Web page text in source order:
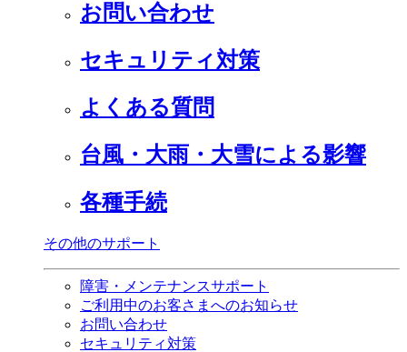
お問い合わせ
セキュリティ対策
よくある質問
台風・大雨・大雪による影響
各種手続
その他のサポート
障害・メンテナンスサポート
ご利用中のお客さまへのお知らせ
お問い合わせ
セキュリティ対策